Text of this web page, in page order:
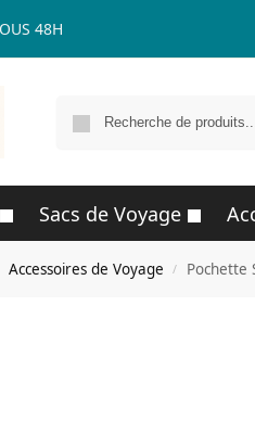
48H
Sacs de Voyage
Accessoires de Voyage / Pochette